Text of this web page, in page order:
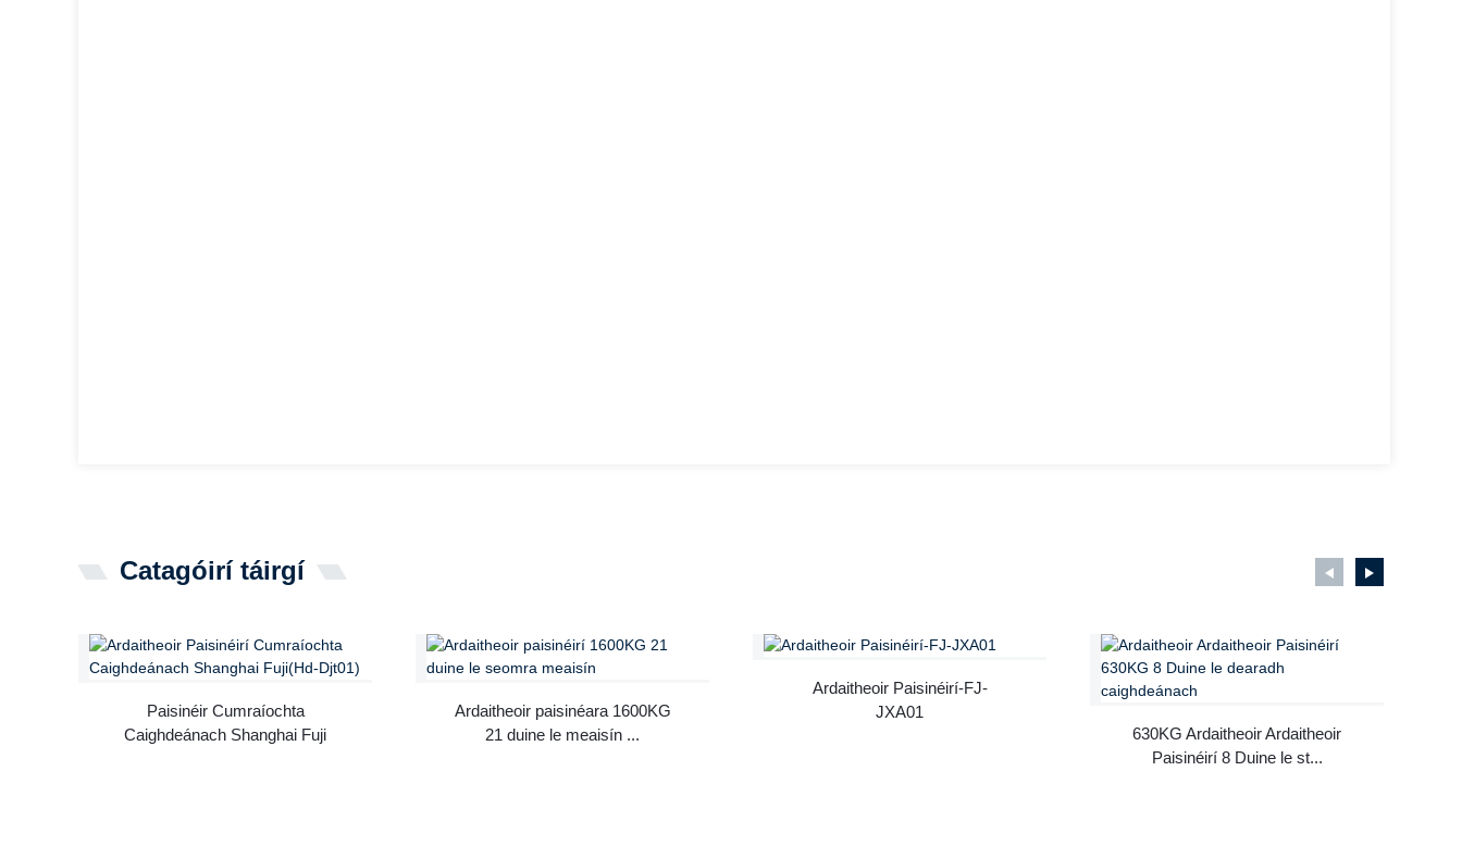
Catagóirí táirgí
Paisinéir Cumraíochta
Caighdeánach Shanghai Fuji
Ardaitheoir paisinéara 1600KG
21 duine le meaisín ...
Ardaitheoir Paisinéirí-FJ-
JXA01
630KG Ardaitheoir Ardaitheoir
Paisinéirí 8 Duine le st...